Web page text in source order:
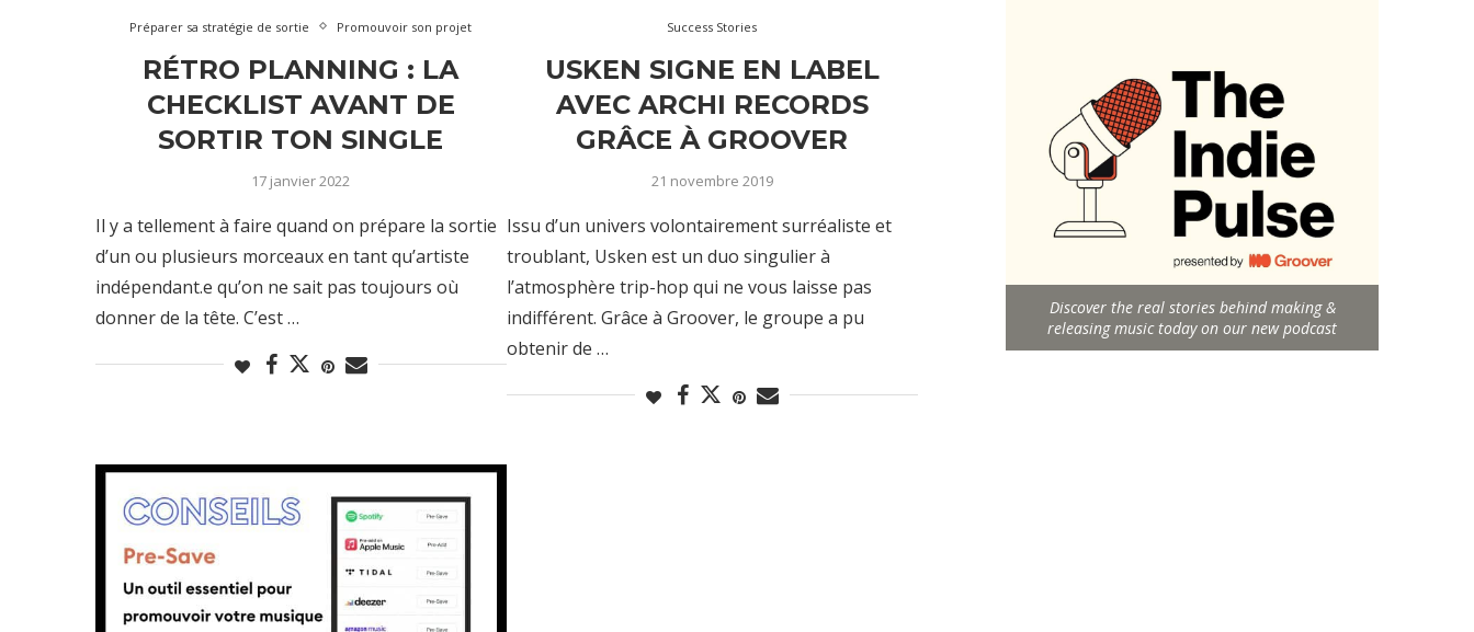
Préparer sa stratégie de sortie Promouvoir son projet
RÉTRO PLANNING : LA
CHECKLIST AVANT DE
SORTIR TON SINGLE
17 janvier 2022
Il y a tellement à faire quand on prépare la sortie
d’un ou plusieurs morceaux en tant qu’artiste
indépendant.e qu’on ne sait pas toujours où
donner de la tête. C’est …
Success Stories
USKEN SIGNE EN LABEL
AVEC ARCHI RECORDS
GRÂCE À GROOVER
21 novembre 2019
Issu d’un univers volontairement surréaliste et
troublant, Usken est un duo singulier à
l’atmosphère trip-hop qui ne vous laisse pas
indifférent. Grâce à Groover, le groupe a pu
obtenir de …
Discover the real stories behind making &
releasing music today on our new podcast